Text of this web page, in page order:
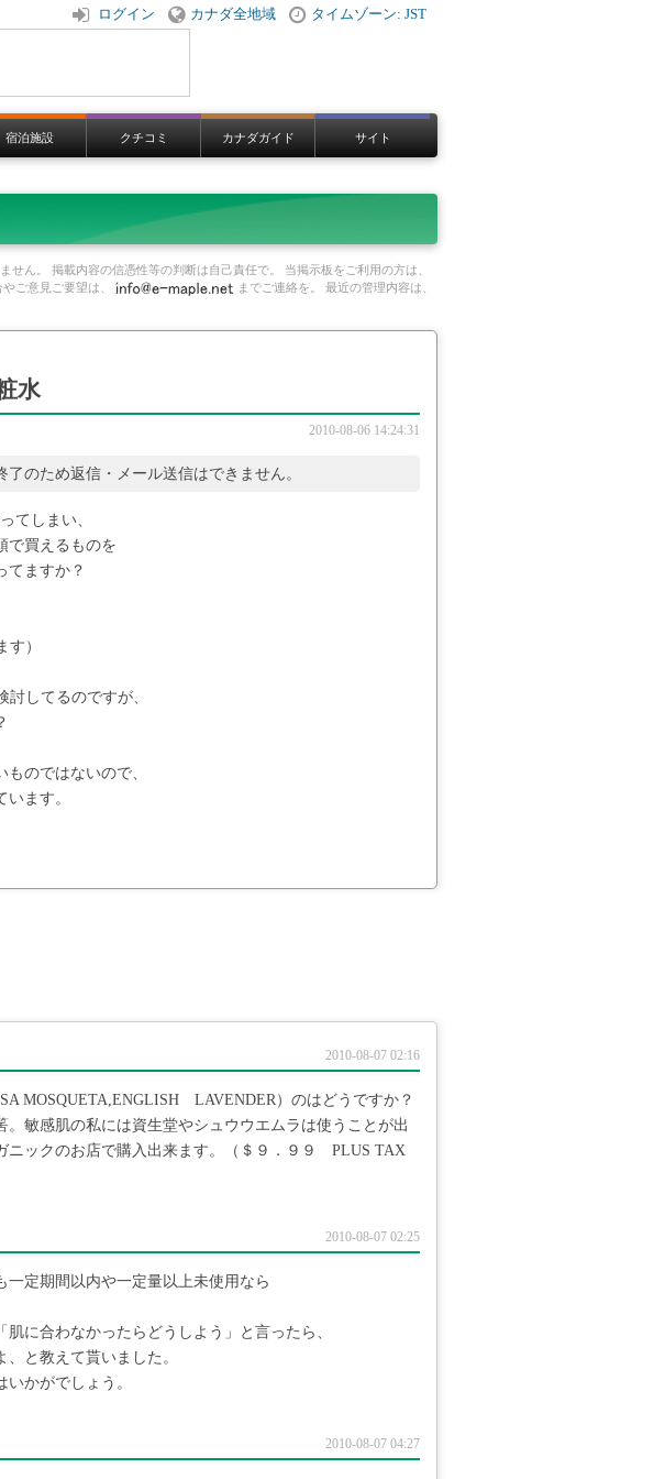
ログイン カナダ全地域 タイムゾーン: JST
宿泊施設 クチコミ カナダガイド サイト
ん。 掲載内容の信憑性等の判断は自己責任で。 当掲示板をご利用の方は、
ご意見ご要望は、
までご連絡を。 最近の管理内容は、
水
2010-08-06 14:24:31
のため返信・メール送信はできません。
てしまい、
で買えるものを
てますか？
す）
討してるのですが、
のではないので、
ます。
2010-08-07 02:16
MOSQUETA,ENGLISH LAVENDER）のはどうですか？
敏感肌の私には資生堂やシュウウエムラは使うことが出
ニックのお店で購入出来ます。（＄９．９９ PLUS TAX
2010-08-07 02:25
定期間以内や一定量以上未使用なら
に合わなかったらどうしよう」と言ったら、
、と教えて貰いました。
かがでしょう。
2010-08-07 04:27